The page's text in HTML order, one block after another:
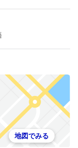
地図でみる